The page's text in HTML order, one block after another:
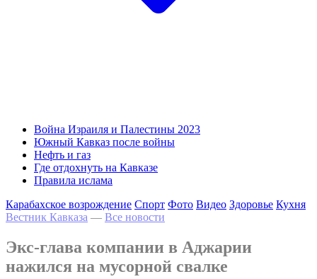
Война Израиля и Палестины 2023
Южный Кавказ после войны
Нефть и газ
Где отдохнуть на Кавказе
Правила ислама
Карабахское возрождение Спорт Фото Видео Здоровье Кухня
Вестник Кавказа — Все новости
Экс-глава компании в Аджарии
нажился на мусорной свалке